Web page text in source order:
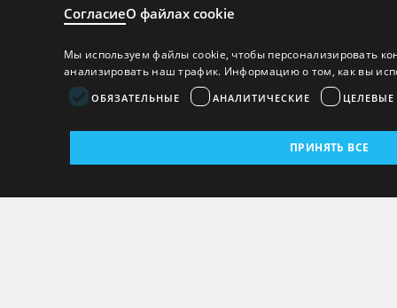
СогласиеО файлах cookie
Мы используем файлы cookie, чтобы персонализировать
анализировать наш трафик. Информацию о том, как вы
ОБЯЗАТЕЛЬНЫЕ АНАЛИТИЧЕСКИЕ ЦЕЛЕВЫЕ
ПРИНЯТЬ ВСЕ